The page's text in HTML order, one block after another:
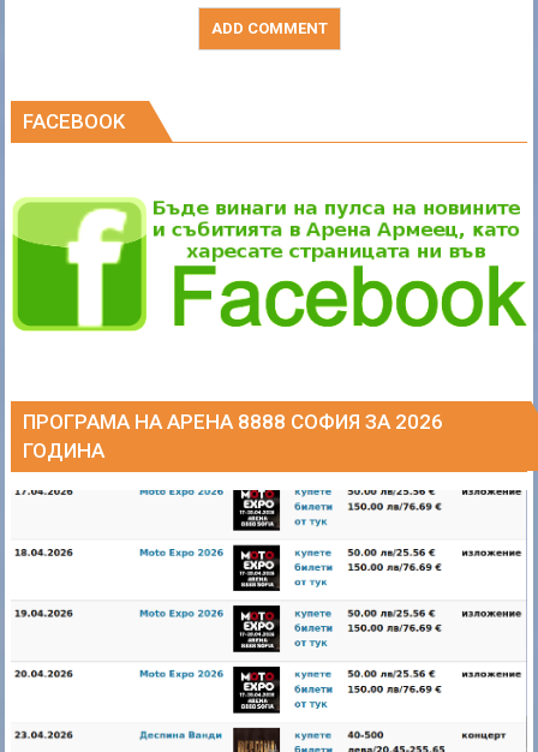
FACEBOOK
ПРОГРАМА НА АРЕНА 8888 СОФИЯ ЗА 2026
ГОДИНА